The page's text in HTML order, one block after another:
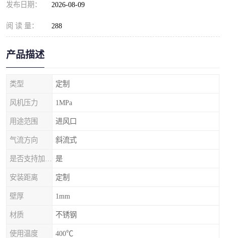
发布日期： 2026-08-09
阅 读 量： 288
产品描述
类型 定制
风机压力 1MPa
用途范围 进风口
气流方向 斜流式
是
安装距离 定制
壁厚 1mm
材质 不锈钢
使用温度 400℃